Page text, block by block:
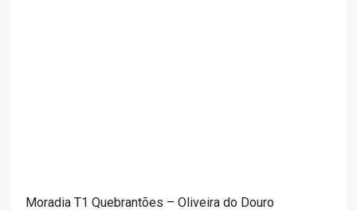
Moradia T1 Quebrantões – Oliveira do Douro